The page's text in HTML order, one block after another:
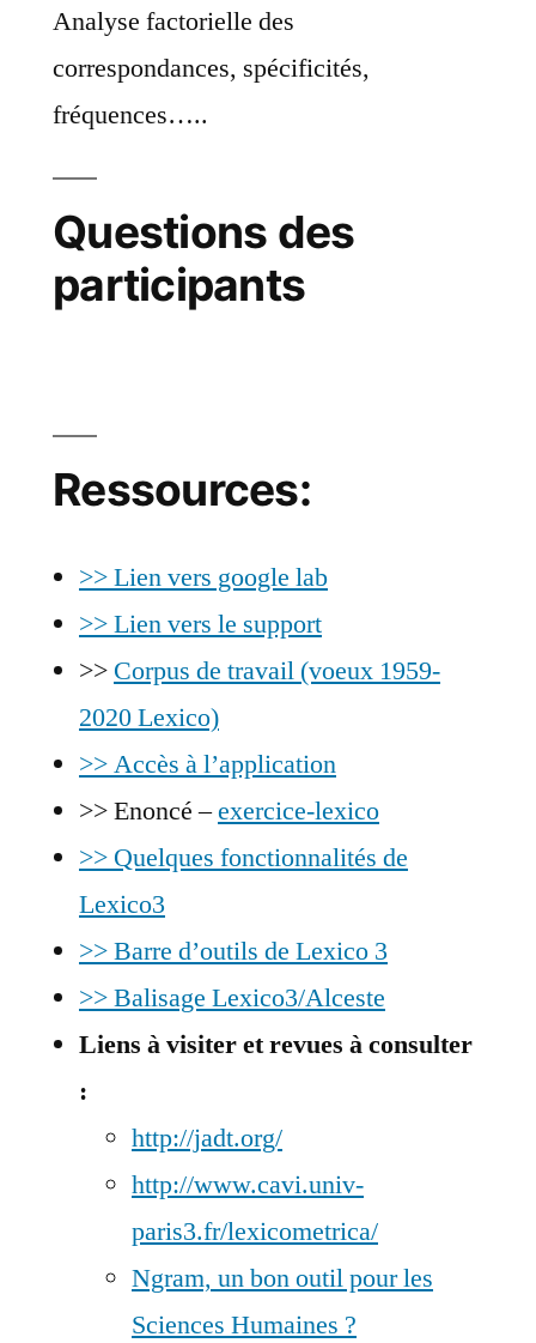
Analyse factorielle des
correspondances, spécificités,
fréquences…..
Questions des
participants
Ressources:
>> Lien vers google lab
>> Lien vers le support
>> Corpus de travail (voeux 1959-
2020 Lexico)
>> Accès à l’application
>> Enoncé –exercice-lexico
>> Quelques fonctionnalités de
Lexico3
>> Barre d’outils de Lexico 3
>> Balisage Lexico3/Alceste
Liens à visiter et revues à consulter
:
http://jadt.org/
http://www.cavi.univ-
paris3.fr/lexicometrica/
Ngram, un bon outil pour les
Sciences Humaines ?